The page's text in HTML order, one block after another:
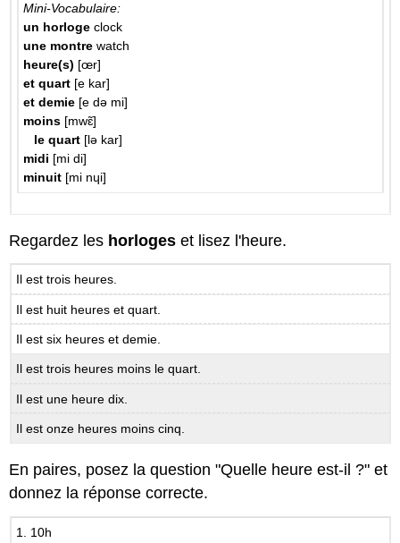
Mini-Vocabulaire:
un horloge clock
une montre watch
heure(s) [œr]
et quart [e kar]
et demie [e də mi]
moins [mwɛ̃]
le quart [lə kar]
midi [mi di]
minuit [mi nɥi]
Regardez les horloges et lisez l'heure.
Il est trois heures.
Il est huit heures et quart.
Il est six heures et demie.
Il est trois heures moins le quart.
Il est une heure dix.
Il est onze heures moins cinq.
En paires, posez la question "Quelle heure est-il ?" et
donnez la réponse correcte.
1. 10h